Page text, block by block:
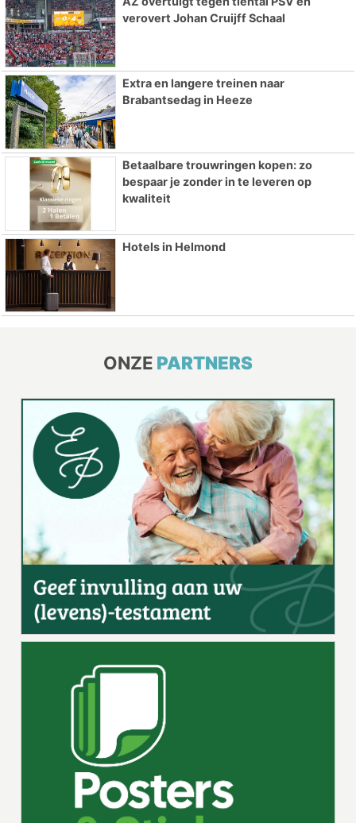
verovert Johan Cruijff Schaal
Extra en langere treinen naar
Brabantsedag in Heeze
Betaalbare trouwringen kopen: zo
bespaar je zonder in te leveren op
kwaliteit
Hotels in Helmond
ONZE PARTNERS